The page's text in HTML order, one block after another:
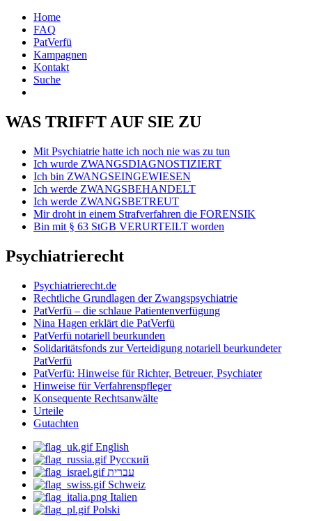
Home
FAQ
PatVerfü
Kampagnen
Kontakt
Suche
WAS TRIFFT AUF SIE ZU
Mit Psychiatrie hatte ich noch nie was zu tun
Ich wurde ZWANGSDIAGNOSTIZIERT
Ich bin ZWANGSEINGEWIESEN
Ich werde ZWANGSBEHANDELT
Ich werde ZWANGSBETREUT
Mir droht in einem Strafverfahren die FORENSIK
Bin mit § 63 StGB VERURTEILT worden
Psychiatrierecht
Psychiatrierecht.de
Rechtliche Grundlagen der Zwangspsychiatrie
PatVerfü – die schlaue Patientenverfügung
Nina Hagen erklärt die PatVerfü
PatVerfü notariell beurkunden
Solidaritätsfonds zur Verteidigung notariell beurkundeter
PatVerfü
PatVerfü: Hinweise für Richter, Betreuer, Psychiater
Hinweise für Verfahrenspfleger
Konsequente Rechtsanwälte
Urteile
Gutachten
English
Русский
עברית
Schweiz
Italien
Polski